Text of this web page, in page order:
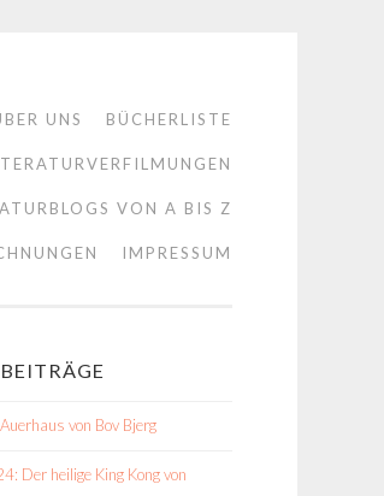
UNS BÜCHERLISTE
VON A BIS Z
IMPRESSUM
von Bov Bjerg
Der heilige King Kong von